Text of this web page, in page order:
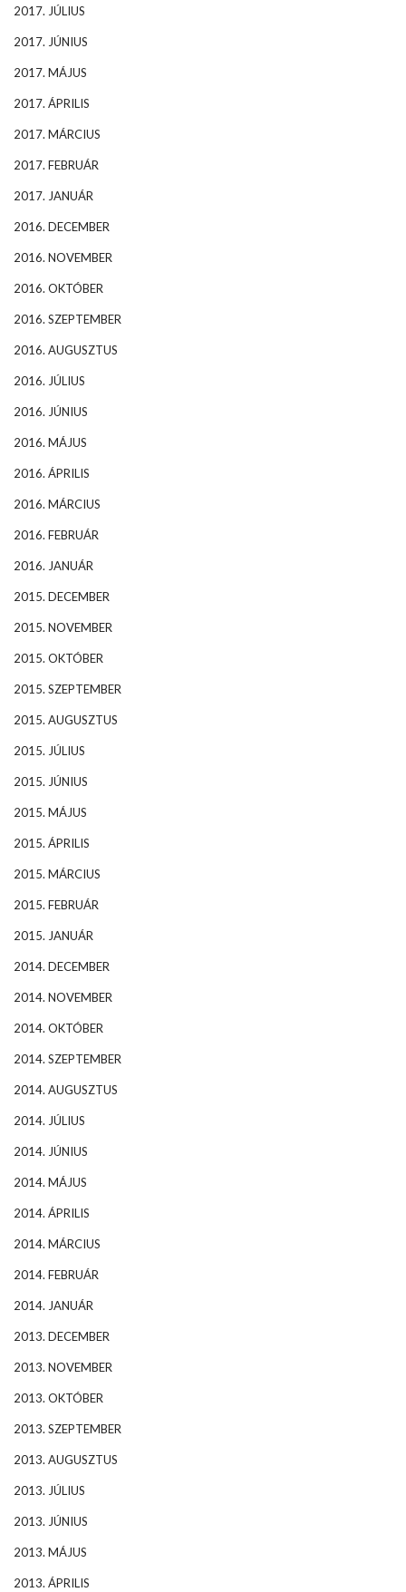
2017. JÚLIUS
2017. JÚNIUS
2017. MÁJUS
2017. ÁPRILIS
2017. MÁRCIUS
2017. FEBRUÁR
2017. JANUÁR
2016. DECEMBER
2016. NOVEMBER
2016. OKTÓBER
2016. SZEPTEMBER
2016. AUGUSZTUS
2016. JÚLIUS
2016. JÚNIUS
2016. MÁJUS
2016. ÁPRILIS
2016. MÁRCIUS
2016. FEBRUÁR
2016. JANUÁR
2015. DECEMBER
2015. NOVEMBER
2015. OKTÓBER
2015. SZEPTEMBER
2015. AUGUSZTUS
2015. JÚLIUS
2015. JÚNIUS
2015. MÁJUS
2015. ÁPRILIS
2015. MÁRCIUS
2015. FEBRUÁR
2015. JANUÁR
2014. DECEMBER
2014. NOVEMBER
2014. OKTÓBER
2014. SZEPTEMBER
2014. AUGUSZTUS
2014. JÚLIUS
2014. JÚNIUS
2014. MÁJUS
2014. ÁPRILIS
2014. MÁRCIUS
2014. FEBRUÁR
2014. JANUÁR
2013. DECEMBER
2013. NOVEMBER
2013. OKTÓBER
2013. SZEPTEMBER
2013. AUGUSZTUS
2013. JÚLIUS
2013. JÚNIUS
2013. MÁJUS
2013. ÁPRILIS